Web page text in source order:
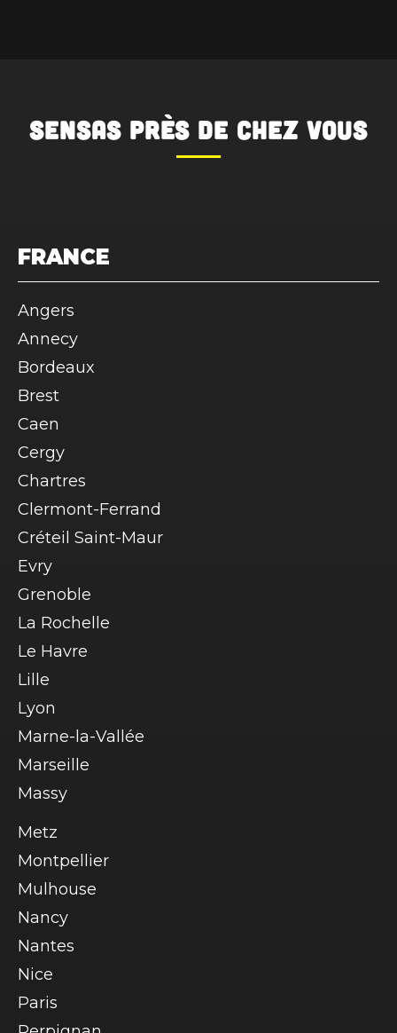
SENSAS près de chez vous
FRANCE
Angers
Annecy
Bordeaux
Brest
Caen
Cergy
Chartres
Clermont-Ferrand
Créteil Saint-Maur
Evry
Grenoble
La Rochelle
Le Havre
Lille
Lyon
Marne-la-Vallée
Marseille
Massy
Metz
Montpellier
Mulhouse
Nancy
Nantes
Nice
Paris